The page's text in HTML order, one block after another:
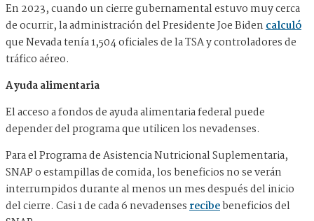
En 2023, cuando un cierre gubernamental estuvo muy cerca
de ocurrir, la administración del Presidente Joe Bidencalculó
que Nevada tenía 1,504 oficiales de la TSA y controladores de
tráfico aéreo.
Ayuda alimentaria
El acceso a fondos de ayuda alimentaria federal puede
depender del programa que utilicen los nevadenses.
Para el Programa de Asistencia Nutricional Suplementaria,
SNAP o estampillas de comida, los beneficios no se verán
interrumpidos durante al menos un mes después del inicio
del cierre. Casi 1 de cada 6 nevadensesrecibebeneficios del